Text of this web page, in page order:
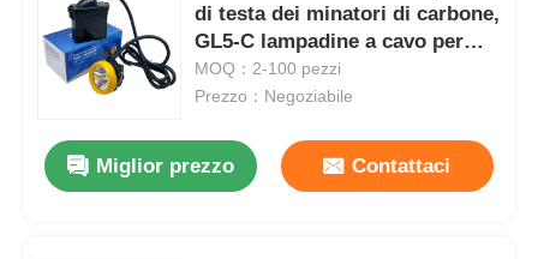
Casa
di testa dei minatori di carbone,
GL5-C lampadine a cavo per
miniere sotterranee
MOQ：2-100 pezzi
Prezzo：Negoziabile
Miglior prezzo Contattaci